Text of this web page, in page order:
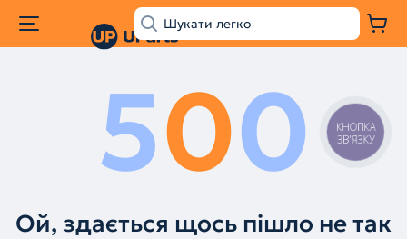
500
Ой, здається щось пішло не так
КНОПКА
ЗВ'ЯЗКУ